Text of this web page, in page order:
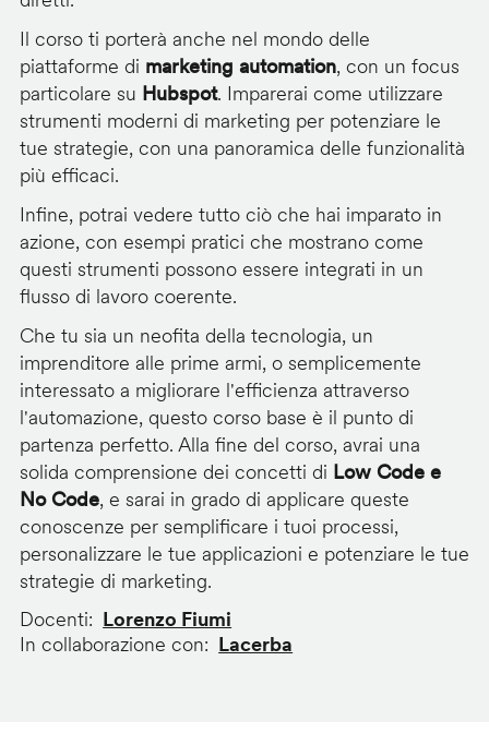
Il corso ti porterà anche nel mondo delle
piattaforme di marketing automation, con un focus
particolare su Hubspot. Imparerai come utilizzare
strumenti moderni di marketing per potenziare le
tue strategie, con una panoramica delle funzionalità
più efficaci.
Infine, potrai vedere tutto ciò che hai imparato in
azione, con esempi pratici che mostrano come
questi strumenti possono essere integrati in un
flusso di lavoro coerente.
Che tu sia un neofita della tecnologia, un
imprenditore alle prime armi, o semplicemente
interessato a migliorare l'efficienza attraverso
l'automazione, questo corso base è il punto di
partenza perfetto. Alla fine del corso, avrai una
solida comprensione dei concetti di Low Code e
No Code, e sarai in grado di applicare queste
conoscenze per semplificare i tuoi processi,
personalizzare le tue applicazioni e potenziare le tue
strategie di marketing.
Docenti
Lorenzo Fiumi
In collaborazione con
Lacerba